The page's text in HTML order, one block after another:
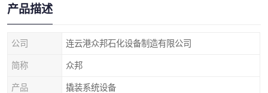
产品描述
公司 连云港众邦石化设备制造有限公司
简称 众邦
产品 撬装系统设备